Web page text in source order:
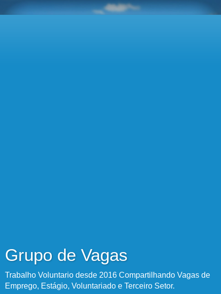
Grupo de Vagas
Trabalho Voluntario desde 2016 Compartilhando Vagas de
Emprego, Estágio, Voluntariado e Terceiro Setor.